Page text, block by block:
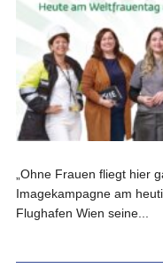
„Ohne Frauen fliegt hier
Imagekampagne am
Flughafen Wien seine...